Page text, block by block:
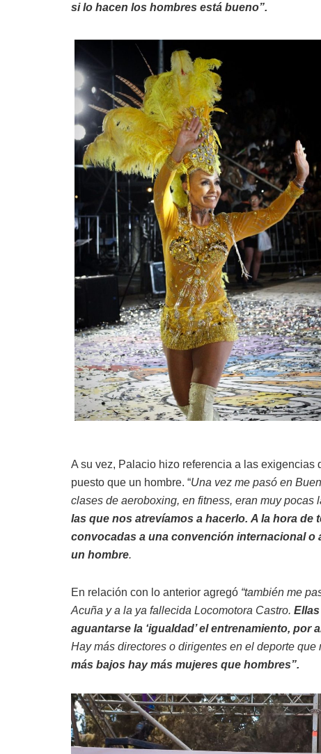
si lo hacen los hombres está bueno”.
A su vez, Palacio hizo referencia a las
puesto que un hombre. “Una vez me pasó en
clases de aeroboxing, en fitness, eran muy pocas
las que nos atrevíamos a hacerlo. A la hora de
convocadas a una convención internacional o
un hombre.
En relación con lo anterior agregó “también me
Acuña y a la ya fallecida Locomotora Castro.
aguantarse la ‘igualdad’ el entrenamiento,
Hay más directores o dirigentes en el deporte que
más bajos hay más mujeres que hombres”.